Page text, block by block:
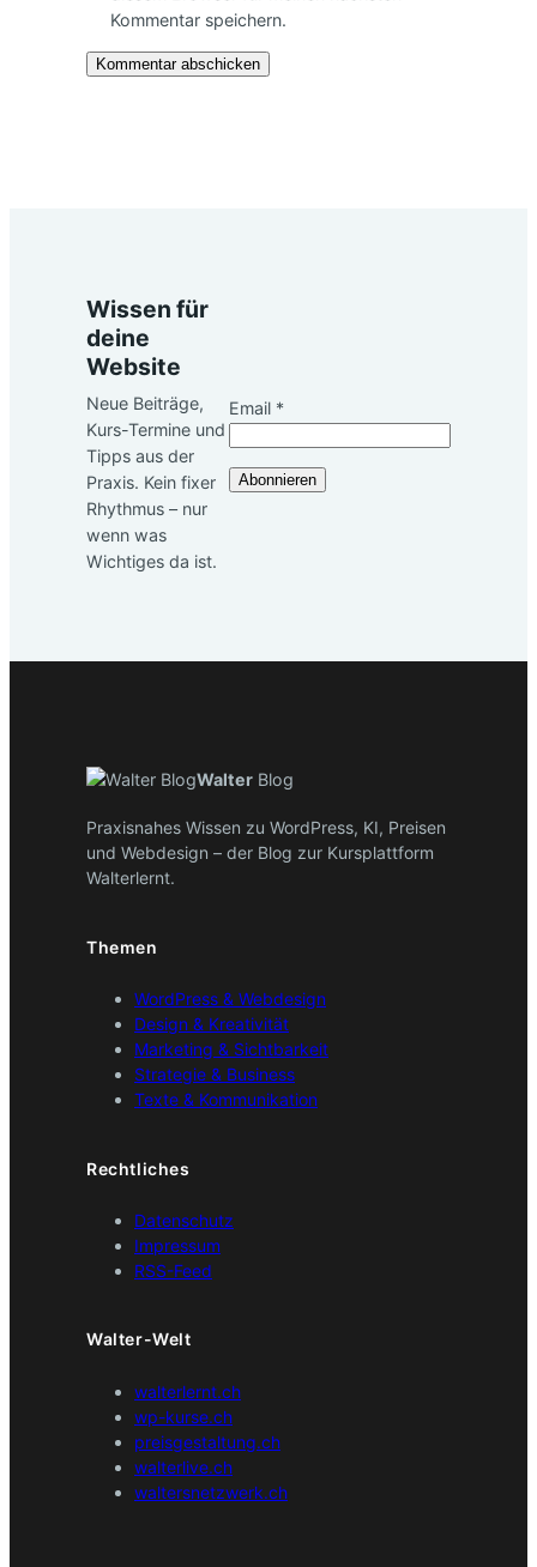
Kommentar speichern.
Wissen für
deine
Website
Neue Beiträge,
Kurs-Termine und
Tipps aus der
Praxis. Kein fixer
Rhythmus – nur
wenn was
Wichtiges da ist.
Email *
Abonnieren
Walter Blog
Praxisnahes Wissen zu WordPress, KI, Preisen
und Webdesign – der Blog zur Kursplattform
Walterlernt.
Themen
WordPress & Webdesign
Design & Kreativität
Marketing & Sichtbarkeit
Strategie & Business
Texte & Kommunikation
Rechtliches
Datenschutz
Impressum
RSS-Feed
Walter-Welt
walterlernt.ch
wp-kurse.ch
preisgestaltung.ch
walterlive.ch
waltersnetzwerk.ch